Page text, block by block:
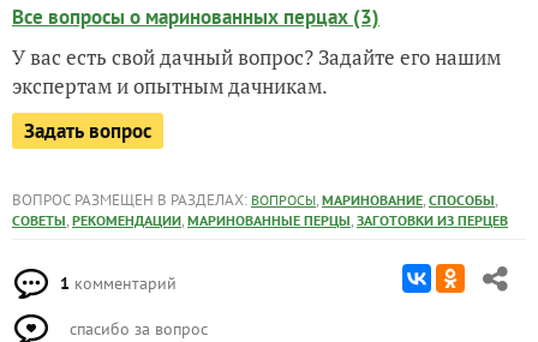
Все вопросы о маринованных перцах (3)
У вас есть свой дачный вопрос? Задайте его нашим
экспертам и опытным дачникам.
Задать вопрос
ВОПРОС РАЗМЕЩЕН В РАЗДЕЛАХ: ВОПРОСЫ, МАРИНОВАНИЕ, СПОСОБЫ,
СОВЕТЫ, РЕКОМЕНДАЦИИ, МАРИНОВАННЫЕ ПЕРЦЫ, ЗАГОТОВКИ ИЗ ПЕРЦЕВ
1 комментарий
спасибо за вопрос